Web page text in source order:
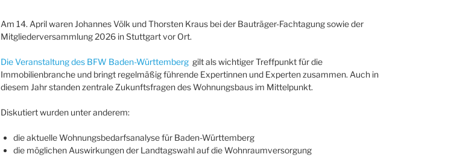
Am 14. April waren Johannes Völk und Thorsten Kraus bei der Bauträger-Fachtagung sowie der
Mitgliederversammlung 2026 in Stuttgart vor Ort.
Die Veranstaltung des BFW Baden-Württemberggilt als wichtiger Treffpunkt für die
Immobilienbranche und bringt regelmäßig führende Expertinnen und Experten zusammen. Auch in
diesem Jahr standen zentrale Zukunftsfragen des Wohnungsbaus im Mittelpunkt.
Diskutiert wurden unter anderem:
die aktuelle Wohnungsbedarfsanalyse für Baden-Württemberg
die möglichen Auswirkungen der Landtagswahl auf die Wohnraumversorgung